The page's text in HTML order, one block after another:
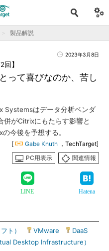
製品解説
2023年3月8日
って喜びなのか、苦し
】
Systemsはデータ分析ベンダ
がCitrixにもたらす影響と
今後を予想する。
[ Gabe Knuth ，TechTarget]
PC用表示
関連情報
LINE Hatena
ト） VMware DaaS
Desktop Infrastructure）